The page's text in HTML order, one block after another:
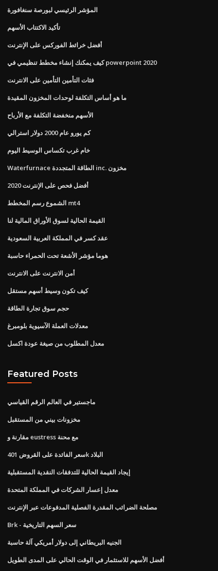
المؤشر الرئيسي لبورصة سنغافورة
تأكيد الاكتتاب الأسهم
أفضل خرائط الفوركس على الإنترنت
كيف يمكنك إنشاء مخطط تنظيمي في powerpoint 2020
فئات التأمين التأمين على الانترنت
ما هو أساس التكلفة لوحدات المخزون المقيدة
الأسهم منخفضة التكلفة مع الأرباح
كم يورو عام 2000 دولار استرالي
خام غرب تكساس الوسيط اليوم
Waterfurnace الطاقة المتجددة inc. مخزون
أفضل فحص على الإنترنت 2020
الشموع رسم المخطط mt4
القيمة الحالية لسوق الأوراق المالية لنا
عقد كسر في المملكة العربية السعودية
هوما مؤشر الأشعة تحت الحمراء حاسبة
أمن الانترنت على الانترنت
كيف تكون وسيط أسهم مستقل
حجم سوق تجارة الطاقة
معدلات العملة الآسيوية بلومبرغ
معدل المطلوب من صيغة عودة اكسل
Featured Posts
ماجستير في العالم الرقم القياسي
مخزونات بيني من المستقبل
مقارنة و eustress مع محنة
سعر الفائدة على القروض 401k البلاد
إيجاد القيمة الحالية للتدفقات النقدية المستقبلية
معدل إعسار الشركات في المملكة المتحدة
مصلحة الضرائب المقدرة الفصلية المدفوعات عبر الإنترنت
Brk - سعر السهم التاريخية
الجنيه البريطاني إلى دولار أمريكي آلة حاسبة
أفضل الأسهم للاستثمار في الوقت الحالي على المدى الطويل